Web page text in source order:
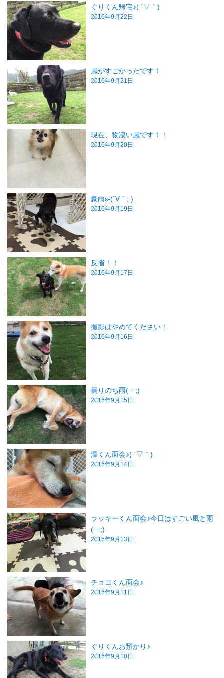
ぐりくん帰宅♪( ´▽｀)
2016年9月22日
風がすごかったです！
2016年9月21日
現在、物凄い風です！！
2016年9月20日
豪雨ε-(´∀｀; )
2016年9月19日
反省！！
2016年9月17日
撮影はやめてください！
2016年9月16日
曇りのち雨(ｰｰ;)
2016年9月15日
温くん面会♪( ´▽｀)
2016年9月14日
ラッキーくん面会♪今日はすごい風と雨
(ｰｰ;)
2016年9月13日
チョコくん面会♪
2016年9月11日
ぐりくんお預かり♪
2016年9月10日